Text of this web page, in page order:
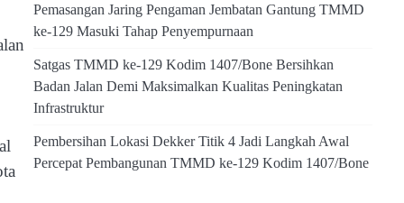
Pemasangan Jaring Pengaman Jembatan Gantung TMMD
ke-129 Masuki Tahap Penyempurnaan
Satgas TMMD ke-129 Kodim 1407/Bone Bersihkan
Badan Jalan Demi Maksimalkan Kualitas Peningkatan
Infrastruktur
Pembersihan Lokasi Dekker Titik 4 Jadi Langkah Awal
Percepat Pembangunan TMMD ke-129 Kodim 1407/Bone